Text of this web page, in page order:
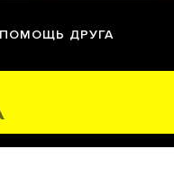
ПОМОЩЬ ДРУГА